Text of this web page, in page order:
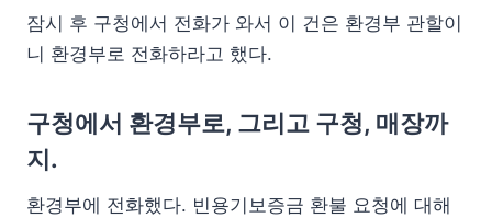
잠시 후 구청에서 전화가 와서 이 건은 환경부 관할이
니 환경부로 전화하라고 했다.
구청에서 환경부로, 그리고 구청, 매장까
지.
환경부에 전화했다. 빈용기보증금 환불 요청에 대해